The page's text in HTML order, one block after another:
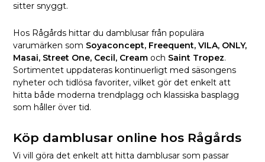
sitter snyggt.
Hos Rågårds hittar du damblusar från populära
varumärken som Soyaconcept, Freequent, VILA, ONLY,
Masai, Street One, Cecil, Cream och Saint Tropez.
Sortimentet uppdateras kontinuerligt med säsongens
nyheter och tidlösa favoriter, vilket gör det enkelt att
hitta både moderna trendplagg och klassiska basplagg
som håller över tid.
Köp damblusar online hos Rågårds
Vi vill göra det enkelt att hitta damblusar som passar